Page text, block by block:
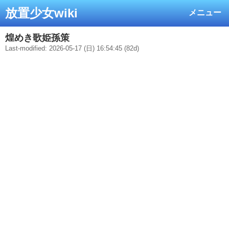
メニュー
放置少女wiki
煌めき歌姫孫策
Last-modified: 2026-05-17 (日) 16:54:45 (82d)